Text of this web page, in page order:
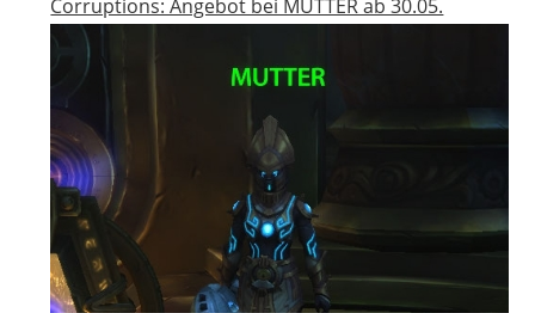
Corruptions: Angebot bei MUTTER ab 30.05.